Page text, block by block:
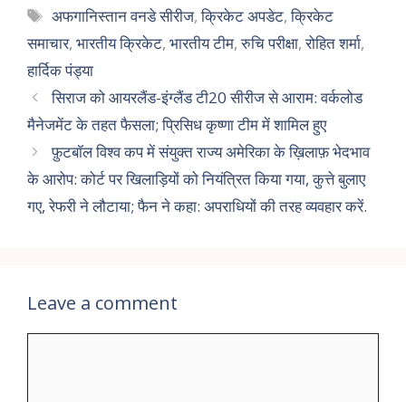
अफगानिस्तान वनडे सीरीज,क्रिकेट अपडेट,क्रिकेट
समाचार, भारतीय क्रिकेट, भारतीय टीम,रुचि परीक्षा,रोहित शर्मा,
हार्दिक पंड्या
सिराज को आयरलैंड-इंग्लैंड टी20 सीरीज से आराम: वर्कलोड
मैनेजमेंट के तहत फैसला; प्रिसिध कृष्णा टीम में शामिल हुए
फ़ुटबॉल विश्व कप में संयुक्त राज्य अमेरिका के ख़िलाफ़ भेदभाव
के आरोप: कोर्ट पर खिलाड़ियों को नियंत्रित किया गया, कुत्ते बुलाए
गए, रेफरी ने लौटाया; फैन ने कहा: अपराधियों की तरह व्यवहार करें.
Leave a comment